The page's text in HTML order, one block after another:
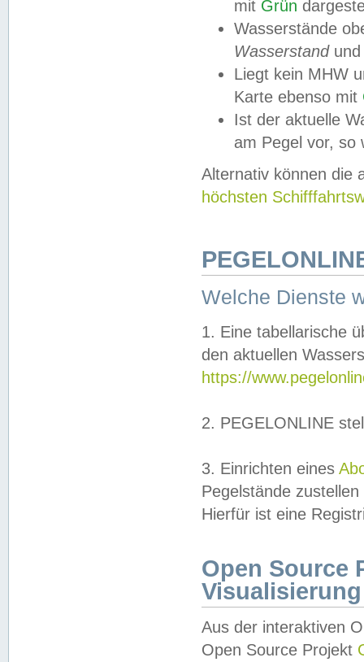
mit Grün
Wasserstände
Wasserstandund
Liegt kein MHW
Karte ebenso mit
Ist der aktuelle
am Pegel vor,
Alternativ können die
höchsten
Welche Dienste
1. Eine tabellarische
den aktuellen
https://
2. PEGELONLINE
3. Einrichten eines
Pegelstände
Hierfür ist eine
Open Source
Visualisierung
Aus der interaktiven
Open Source Projekt